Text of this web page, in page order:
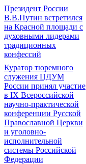
Президент России
В.В.Путин встретился
на Красной площади с
духовными лидерами
традиционных
конфессий
Куратор тюремного
служения ЦДУМ
России принял участие
в IX Всероссийской
научно-практической
конференции Русской
Православной Церкви
и уголовно-
исполнительной
системы Российской
Федерации